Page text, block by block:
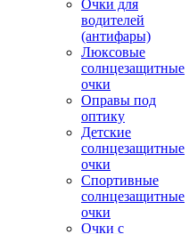
Очки для
водителей
(антифары)
Люксовые
солнцезащитные
очки
Оправы под
оптику
Детские
солнцезащитные
очки
Спортивные
солнцезащитные
очки
Очки с